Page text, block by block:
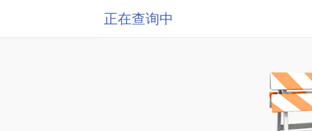
正在查询中